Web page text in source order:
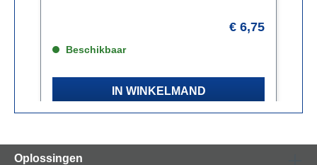
€ 6,75
Beschikbaar
IN WINKELMAND
Oplossingen